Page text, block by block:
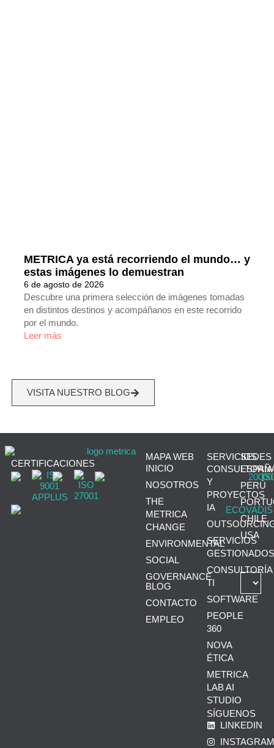
METRICA ya está recorriendo el mundo… y
estas imágenes lo demuestran
6 de agosto de 2026
Descubre una primera selección de imágenes tomadas
en distintos destinos y acompáñanos en este recorrido
por el mundo.
Leer más
VISITA NUESTRO BLOG
CERTIFICACIONES
MAPA WEB
INICIO
NOSOTROS
THE
METRICA
CHANGE
ENVIRONMENTAL
SOCIAL
GOVERNANCE
BLOG
CONTACTO
EMPLEO
SERVICIOS
CONSULTORÍA
Y
PROYECTOS
IA
SERVICIOS
GESTIONADOS
CONSULTORÍA
TI
SOFTWARE
PEOPLE
360
NOVA
ÉTICA
METRICA
LAB AI
STUDIO
SÍGUENOS
LINKEDIN
SEDES
PERÚ
CHILE
USA